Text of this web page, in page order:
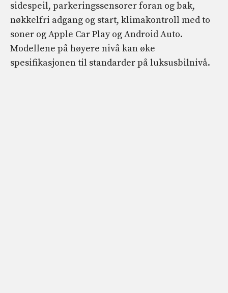
sidespeil, parkeringssensorer foran og bak,
nøkkelfri adgang og start, klimakontroll med to
soner og Apple Car Play og Android Auto.
Modellene på høyere nivå kan øke
spesifikasjonen til standarder på luksusbilnivå.